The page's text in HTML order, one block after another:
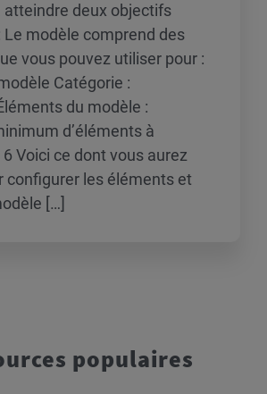
atteindre deux objectifs
Le modèle comprend des
vous pouvez utiliser pour :
Catégorie :
du modèle :
d’éléments à
Voici ce dont vous aurez
configurer les éléments et
[…]
populaires